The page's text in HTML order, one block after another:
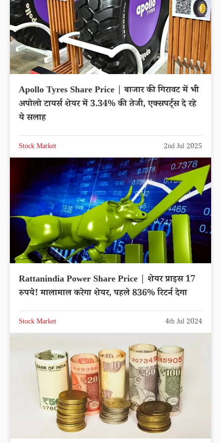
Apollo Tyres Share Price | बाजार की गिरावट में भी
अपोलो टायर्स शेयर में 3.34% की तेजी, एक्सपर्ट्स दे रहे
ये सलाह
Stock Market 2nd Jul 2025
Rattanindia Power Share Price | शेयर प्राइस 17
रुपये! मालामाल करेगा शेयर, पहले 836% रिटर्न देगा
Stock Market 4th Jul 2024